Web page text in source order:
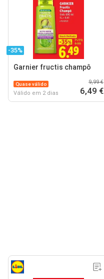
-35%
Garnier fructis champô
Quase válido
Válido em 2 dias
9,99 €
6,49 €